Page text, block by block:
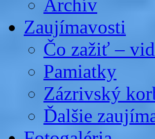
Archív
Zaujímavosti
Čo zažiť –
Pamiatky
Zázrivský
Ďalšie